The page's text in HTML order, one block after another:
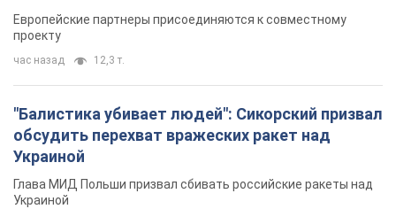
Видео
Европейские партнеры присоединяются к совместному
проекту
час назад 12,3 т.
"Балистика убивает людей": Сикорский призвал
обсудить перехват вражеских ракет над
Украиной
Глава МИД Польши призвал сбивать российские ракеты над
Украиной